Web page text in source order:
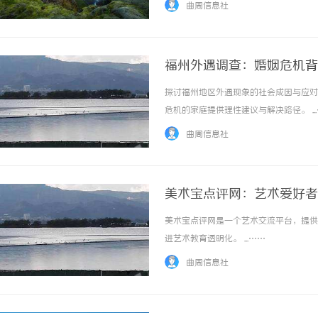
曲周信息社
福州外遇调查：婚姻危机
探讨福州地区外遇现象的社会成因与应
危机的家庭提供理性建议与解决路径。
曲周信息社
美术宝点评网：艺术爱好
美术宝点评网是一个艺术交流平台，提
进艺术教育透明化。 ...……
曲周信息社